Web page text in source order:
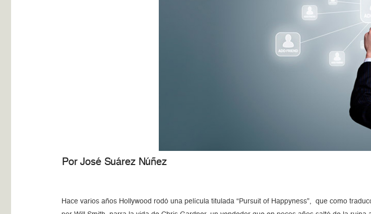
Por José Suárez Núñez
Hace varios años Hollywood rodó una película titulada “Pursuit of Happyness”, que como